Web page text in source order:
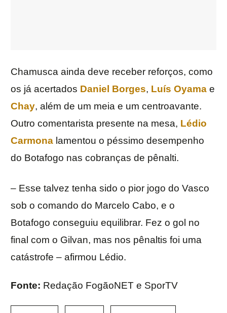
Chamusca ainda deve receber reforços, como
os já acertados Daniel Borges, Luís Oyama e
Chay, além de um meia e um centroavante.
Outro comentarista presente na mesa, Lédio
Carmona lamentou o péssimo desempenho
do Botafogo nas cobranças de pênalti.
– Esse talvez tenha sido o pior jogo do Vasco
sob o comando do Marcelo Cabo, e o
Botafogo conseguiu equilibrar. Fez o gol no
final com o Gilvan, mas nos pênaltis foi uma
catástrofe – afirmou Lédio.
Fonte: Redação FogãoNET e SporTV